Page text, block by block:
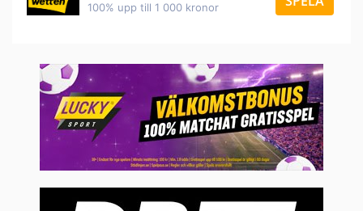
100% upp till 1 000 kronor